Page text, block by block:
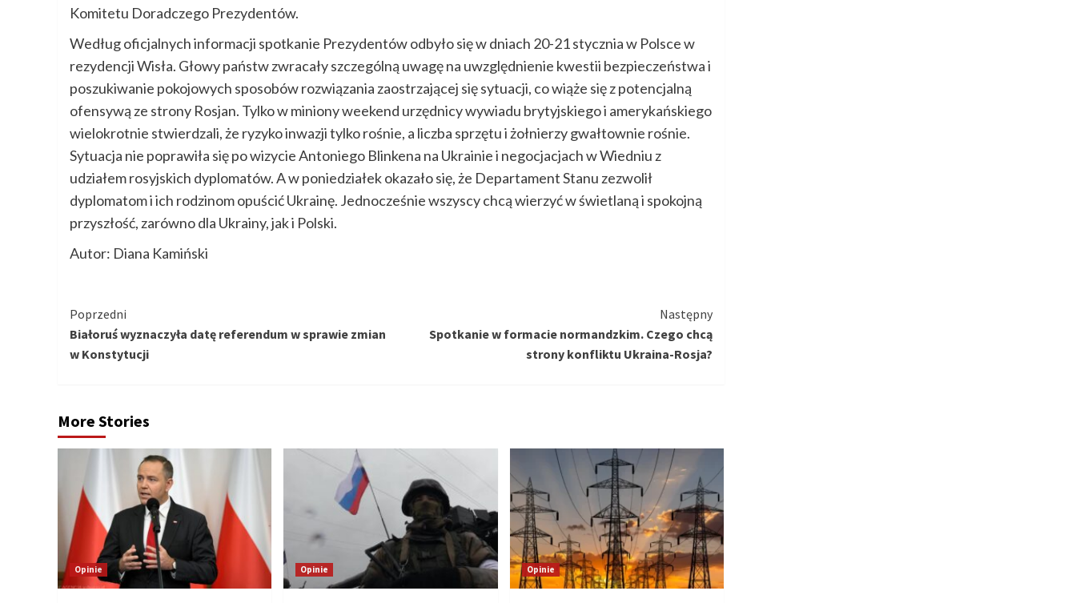
Komitetu Doradczego Prezydentów.
Według oficjalnych informacji spotkanie Prezydentów odbyło się w dniach 20-21 stycznia w Polsce w
rezydencji Wisła. Głowy państw zwracały szczególną uwagę na uwzględnienie kwestii bezpieczeństwa i
poszukiwanie pokojowych sposobów rozwiązania zaostrzającej się sytuacji, co wiąże się z potencjalną
ofensywą ze strony Rosjan. Tylko w miniony weekend urzędnicy wywiadu brytyjskiego i amerykańskiego
wielokrotnie stwierdzali, że ryzyko inwazji tylko rośnie, a liczba sprzętu i żołnierzy gwałtownie rośnie.
Sytuacja nie poprawiła się po wizycie Antoniego Blinkena na Ukrainie i negocjacjach w Wiedniu z
udziałem rosyjskich dyplomatów. A w poniedziałek okazało się, że Departament Stanu zezwolił
dyplomatom i ich rodzinom opuścić Ukrainę. Jednocześnie wszyscy chcą wierzyć w świetlaną i spokojną
przyszłość, zarówno dla Ukrainy, jak i Polski.
Autor: Diana Kamiński
Kontynuuj
czytanie
Poprzedni
Białoruś wyznaczyła datę referendum w sprawie zmian
w Konstytucji
Następny
Spotkanie w formacie normandzkim. Czego chcą
strony konfliktu Ukraina-Rosja?
More Stories
Opinie Opinie Opinie